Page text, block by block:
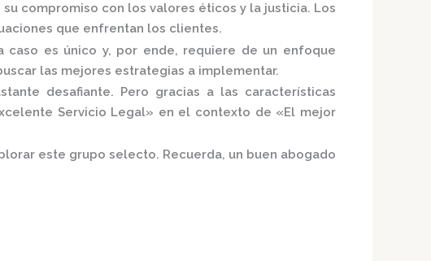
compromiso con los valores éticos y la justicia. Los
que enfrentan los clientes.
caso es único y, por ende, requiere de un enfoque
las mejores estrategias a implementar.
desafiante. Pero gracias a las características
Servicio Legal» en el contexto de «El mejor
este grupo selecto. Recuerda, un buen abogado